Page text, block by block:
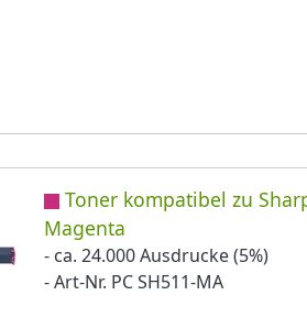
Toner kompatibel zu
Magenta
- ca. 24.000 Ausdrucke (5%)
- Art-Nr. PC SH511-MA